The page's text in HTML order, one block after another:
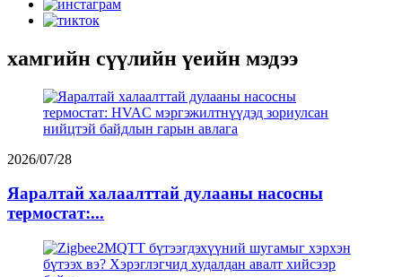
хамгийн сүүлийн үеийн мэдээ
2026/07/28
Яаралтай халаалттай дулааны насосны
термостат:...